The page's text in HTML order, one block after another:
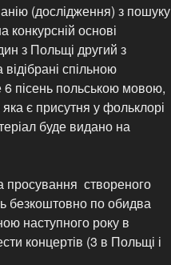
(дослідження) з пошуку
конкурсній основі
з Польщі другий з
спільною
6 пісень польською мовою,
є присутня у фольклорі
буде видано на
просування створеного
безкоштовно по обидва
наступного року в
концертів (3 в Польщі і